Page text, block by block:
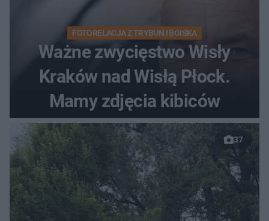
FOTORELACJA Z TRYBUN I BOISKA
Ważne zwycięstwo Wisły
Kraków nad Wisłą Płock.
Mamy zdjęcia kibiców
37